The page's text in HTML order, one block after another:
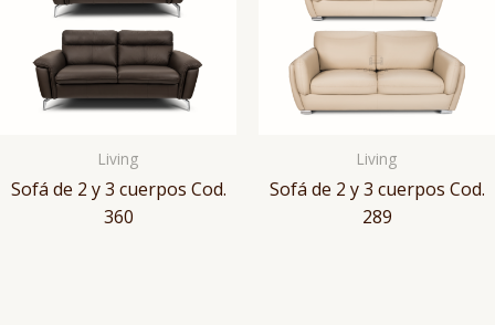
Living
Sofá de 2 y 3 cuerpos Cod.
360
Living
Sofá de 2 y 3 cuerpos Cod.
289